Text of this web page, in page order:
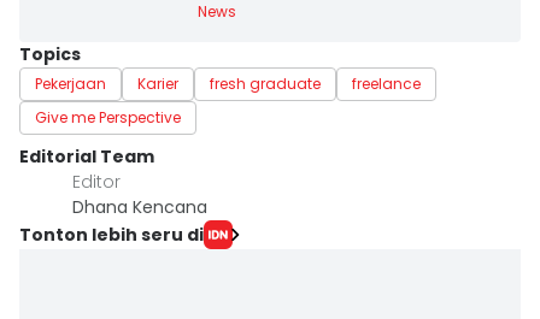
News
Topics
Pekerjaan Karier fresh graduate
freelance
Give me Perspective
Editorial Team
Editor
Dhana Kencana
Tonton lebih seru di